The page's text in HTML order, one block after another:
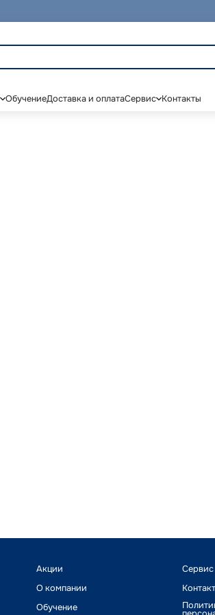
ОбучениеДоставка и оплатаСервис Контакты
Акции
О компании
Обучение
Сервис